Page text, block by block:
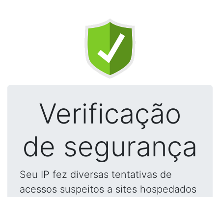
Verificação
de segurança
Seu IP fez diversas tentativas de
acessos suspeitos a sites hospedados